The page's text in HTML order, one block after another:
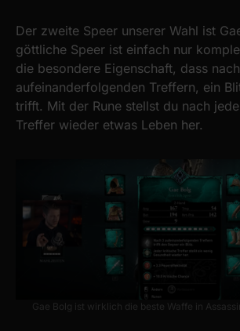
Der zweite Speer unserer Wahl ist
göttliche Speer ist einfach nur
die besondere Eigenschaft, dass
aufeinanderfolgenden Treffern, ein
trifft. Mit der Rune stellst du nach
Treffer wieder etwas Leben her.
Gae Bolg ist wirklich die beste Waffe in